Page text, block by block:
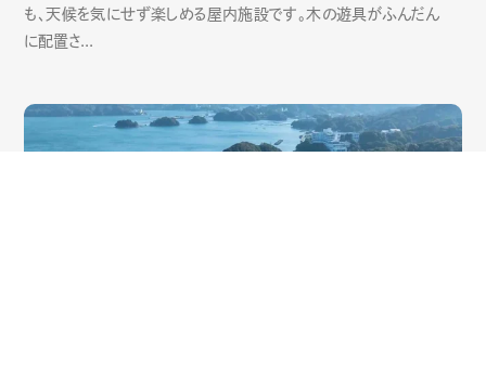
も、天候を気にせず楽しめる屋内施設です。木の遊具がふんだん
に配置さ...